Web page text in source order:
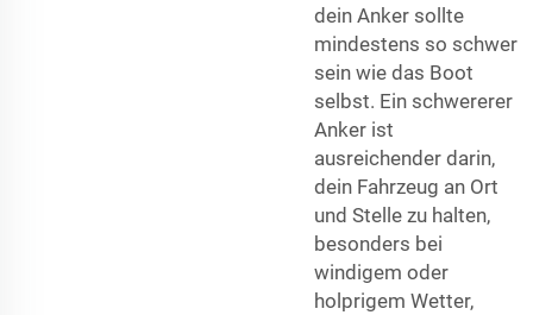
dein Anker sollte
mindestens so schwer
sein wie das Boot
selbst. Ein schwererer
Anker ist
ausreichender darin,
dein Fahrzeug an Ort
und Stelle zu halten,
besonders bei
windigem oder
holprigem Wetter,